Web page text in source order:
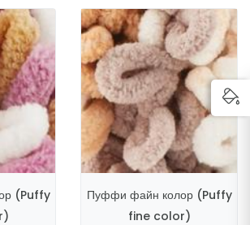
(Puffy
Пуффи файн колор (Puffy
fine color)